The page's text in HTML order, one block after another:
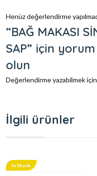
Henüz değerlendirme
“BAĞ MAKASI
SAP” için
olun
Değerlendirme yazabilmek için
İlgili ürünler
In Stock